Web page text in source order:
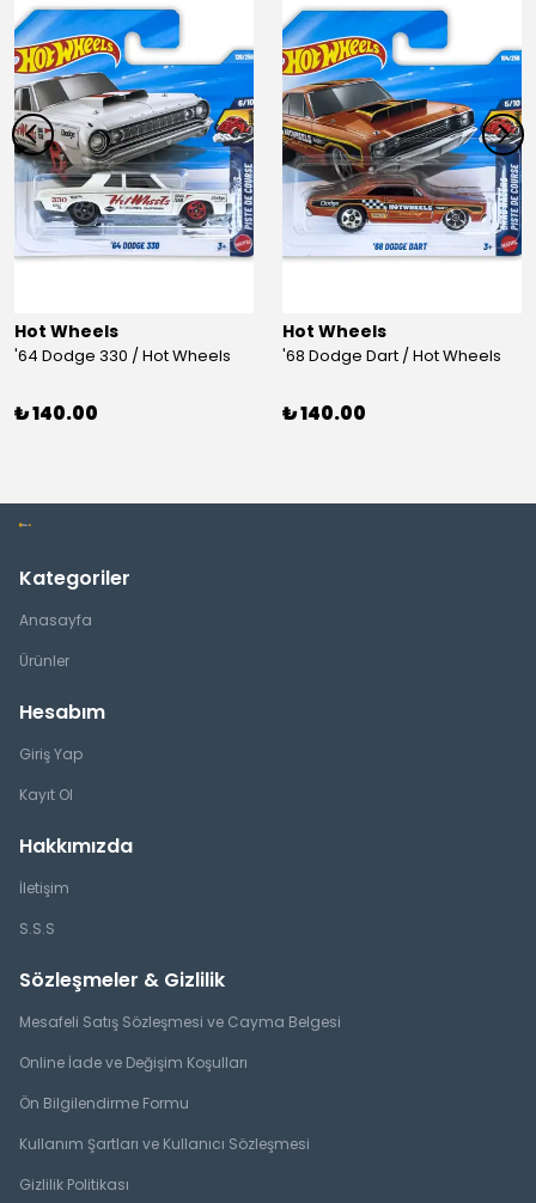
Hot Wheels
'64 Dodge 330 / Hot Wheels
₺ 140.00
Hot Wheels
'68 Dodge Dart / Hot Wheels
₺ 140.00
Kategoriler
Anasayfa
Ürünler
Hesabım
Giriş Yap
Kayıt Ol
Hakkımızda
İletişim
S.S.S
Sözleşmeler & Gizlilik
Mesafeli Satış Sözleşmesi ve Cayma Belgesi
Online İade ve Değişim Koşulları
Ön Bilgilendirme Formu
Kullanım Şartları ve Kullanıcı Sözleşmesi
Gizlilik Politikası